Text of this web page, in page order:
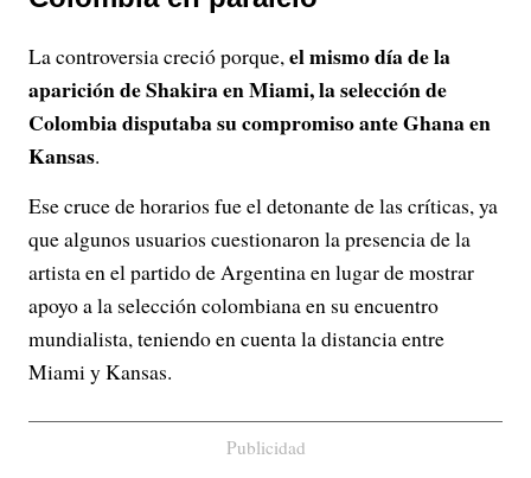
La controversia creció porque,el mismo día de la
aparición de Shakira en Miami, la selección de
Colombia disputaba su compromiso ante Ghana en
Kansas.
Ese cruce de horarios fue el detonante de las críticas, ya
que algunos usuarios cuestionaron la presencia de la
artista en el partido de Argentina en lugar de mostrar
apoyo a la selección colombiana en su encuentro
mundialista, teniendo en cuenta la distancia entre
Miami y Kansas.
Publicidad